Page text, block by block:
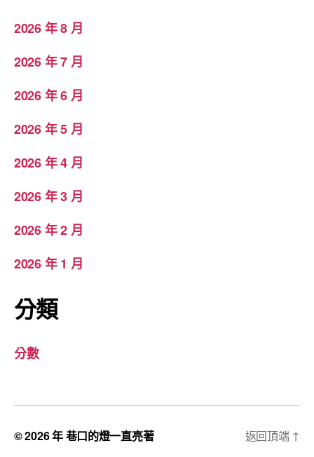
2026 年 8 月
2026 年 7 月
2026 年 6 月
2026 年 5 月
2026 年 4 月
2026 年 3 月
2026 年 2 月
2026 年 1 月
分類
分數
© 2026 年巷口的燈一直亮著 返回頂端 ↑